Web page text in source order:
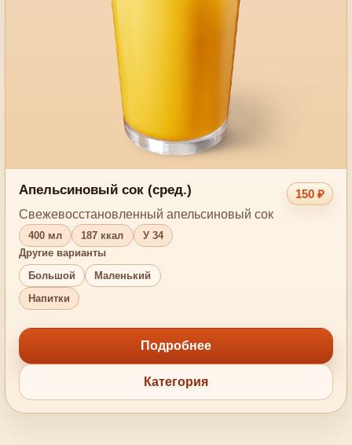
Апельсиновый сок (сред.)
150 ₽
Свежевосстановленный апельсиновый сок
400 мл 187 ккал
У 34
Другие варианты
Большой
Маленький
Напитки
Подробнее
Категория